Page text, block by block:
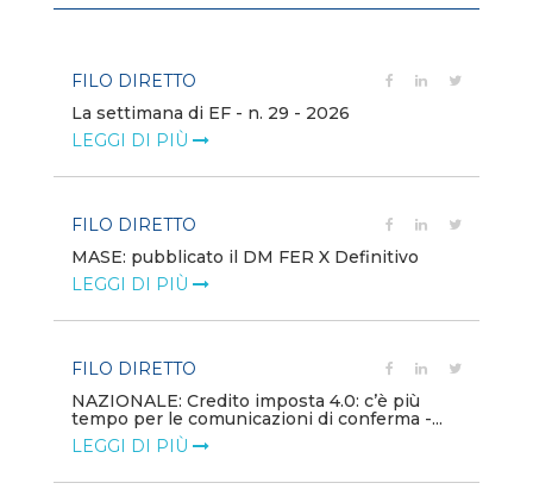
FILO DIRETTO
La settimana di EF - n. 29 - 2026
LEGGI DI PIÙ
FILO DIRETTO
MASE: pubblicato il DM FER X Definitivo
LEGGI DI PIÙ
FILO DIRETTO
NAZIONALE: Credito imposta 4.0: c’è più
tempo per le comunicazioni di conferma -...
LEGGI DI PIÙ